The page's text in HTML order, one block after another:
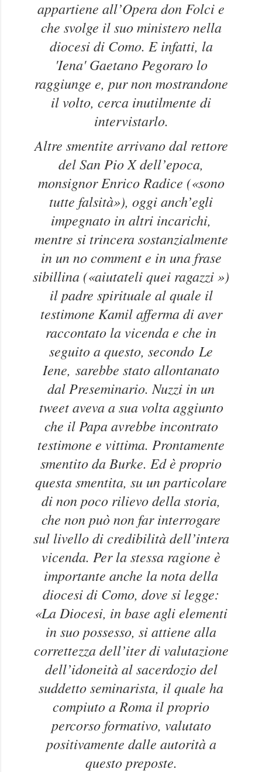
appartiene all’Opera don Folci e
che svolge il suo ministero nella
diocesi di Como. E infatti, la
'Iena' Gaetano Pegoraro lo
raggiunge e, pur non mostrandone
il volto, cerca inutilmente di
intervistarlo.
Altre smentite arrivano dal rettore
del San Pio X dell’epoca,
monsignor Enrico Radice («sono
tutte falsità»), oggi anch’egli
impegnato in altri incarichi,
mentre si trincera sostanzialmente
in un no comment e in una frase
sibillina («aiutateli quei ragazzi »)
il padre spirituale al quale il
testimone Kamil afferma di aver
raccontato la vicenda e che in
seguito a questo, secondo Le
Iene, sarebbe stato allontanato
dal Preseminario. Nuzzi in un
tweet aveva a sua volta aggiunto
che il Papa avrebbe incontrato
testimone e vittima. Prontamente
smentito da Burke. Ed è proprio
questa smentita, su un particolare
di non poco rilievo della storia,
che non può non far interrogare
sul livello di credibilità dell’intera
vicenda. Per la stessa ragione è
importante anche la nota della
diocesi di Como, dove si legge:
«La Diocesi, in base agli elementi
in suo possesso, si attiene alla
correttezza dell’iter di valutazione
dell’idoneità al sacerdozio del
suddetto seminarista, il quale ha
compiuto a Roma il proprio
percorso formativo, valutato
positivamente dalle autorità a
questo preposte.